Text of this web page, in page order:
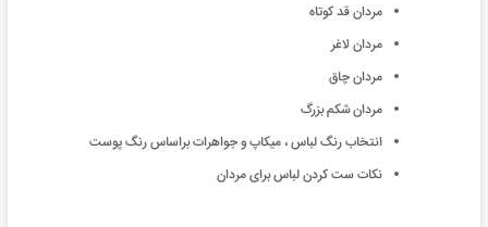
مردان قد کوتاه
مردان لاغر
مردان چاق
مردان شکم بزرگ
انتخاب رنگ لباس ، میکاپ و جواهرات براساس رنگ پوست
نکات ست کردن لباس برای مردان